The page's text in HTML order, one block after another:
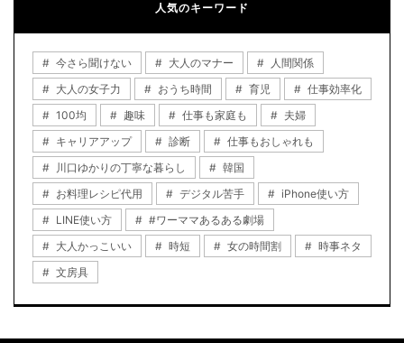
人気のキーワード
今さら聞けない 大人のマナー
人間関係
大人の女子力
おうち時間 育児
仕事効率化
100均
趣味 仕事も家庭も
夫婦
キャリアアップ
診断
仕事もおしゃれも
川口ゆかりの丁寧な暮らし
韓国
お料理レシピ代用
デジタル苦手
iPhone使い方
LINE使い方
#ワーママあるある劇場
大人かっこいい
時短 女の時間割
時事ネタ
文房具